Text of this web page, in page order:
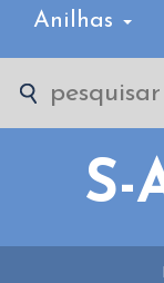
Anilhas
S-